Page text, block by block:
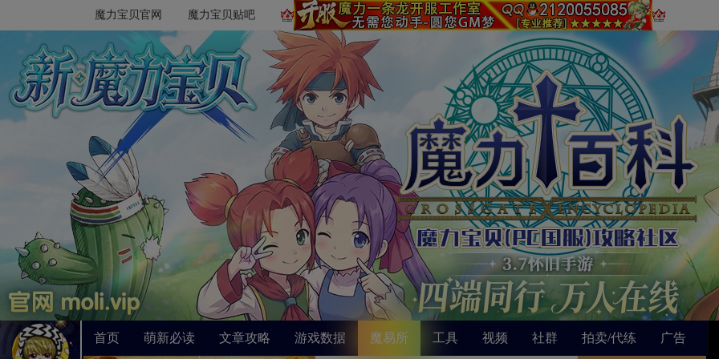
魔力宝贝官网 魔力宝贝贴吧
首页 萌新必读 文章攻略 游戏数据 魔易所 工具 视频 社群 拍卖/代练 广告